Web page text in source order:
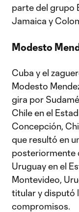
parte del grupo
Jamaica y
Modesto
Cuba y el
Modesto
gira por
Chile en el
Concepción,
que resultó en
posteriormente
Uruguay en el
Montevideo,
titular y disputó
compromisos.